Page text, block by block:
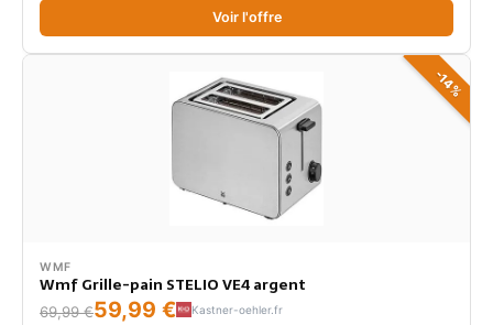
Voir l'offre
-14%
WMF
Wmf Grille-pain STELIO VE4 argent
69,99 €59,99 € Kastner-oehler.fr